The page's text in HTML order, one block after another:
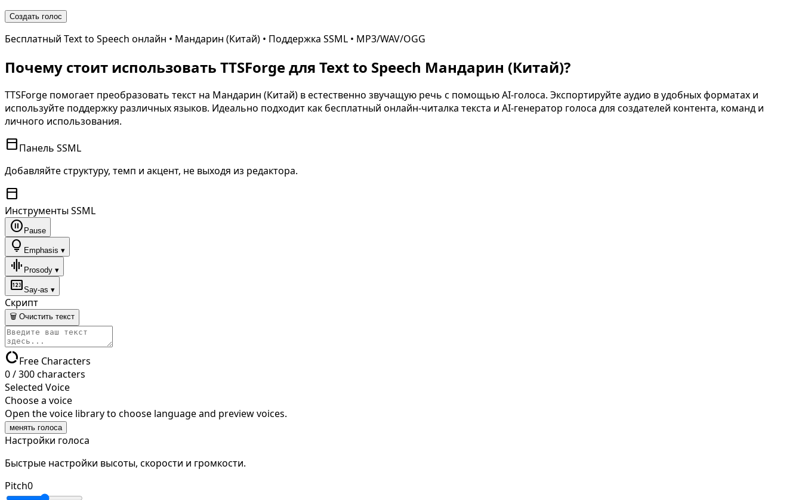
Создать голос
Бесплатный Text to Speech онлайн • Мандарин (Китай) • Поддержка SSML • MP3/WAV/OGG
Почему стоит использовать TTSForge для Text to Speech Мандарин (Китай)?
TTSForge помогает преобразовать текст на Мандарин (Китай) в естественно звучащую речь с помощью AI-голоса. Экспортируйте аудио в удобных форматах и
используйте поддержку различных языков. Идеально подходит как бесплатный онлайн-читалка текста и AI-генератор голоса для создателей контента, команд и
личного использования.
toolbarПанель SSML
Добавляйте структуру, темп и акцент, не выходя из редактора.
toolbar
Инструменты SSML
pause_circle Pause
lightbulb Emphasis ▾
graphic_eq Prosody ▾
pinSay-as ▾
Скрипт
🗑 Очистить текст
data_usageFree Characters
0/300characters
Selected Voice
Choose a voice
Open the voice library to choose language and preview voices.
менять голоса
Настройки голоса
Быстрые настройки высоты, скорости и громкости.
Pitch0